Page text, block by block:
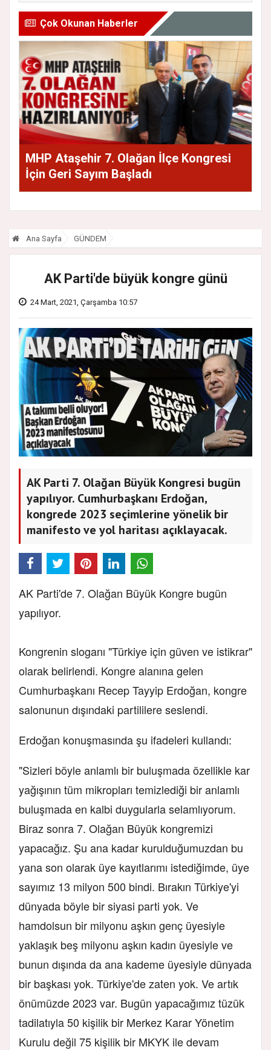
Çok Okunan Haberler
MHP Ataşehir 7. Olağan İlçe Kongresi
İçin Geri Sayım Başladı
Ana Sayfa GÜNDEM
AK Parti'de büyük kongre günü
24 Mart, 2021, Çarşamba 10:57
AK Parti 7. Olağan Büyük Kongresi bugün
yapılıyor. Cumhurbaşkanı Erdoğan,
kongrede 2023 seçimlerine yönelik bir
manifesto ve yol haritası açıklayacak.
AK Parti'de 7. Olağan Büyük Kongre bugün
yapılıyor.
Kongrenin sloganı "Türkiye için güven ve istikrar"
olarak belirlendi. Kongre alanına gelen
Cumhurbaşkanı Recep Tayyip Erdoğan, kongre
salonunun dışındaki partililere seslendi.
Erdoğan konuşmasında şu ifadeleri kullandı:
"Sizleri böyle anlamlı bir buluşmada özellikle kar
yağışının tüm mikropları temizlediği bir anlamlı
buluşmada en kalbi duygularla selamlıyorum.
Biraz sonra 7. Olağan Büyük kongremizi
yapacağız. Şu ana kadar kurulduğumuzdan bu
yana son olarak üye kayıtlarımı istediğimde, üye
sayımız 13 milyon 500 bindi. Bırakın Türkiye'yi
dünyada böyle bir siyasi parti yok. Ve
hamdolsun bir milyonu aşkın genç üyesiyle
yaklaşık beş milyonu aşkın kadın üyesiyle ve
bunun dışında da ana kademe üyesiyle dünyada
bir başkası yok. Türkiye'de zaten yok. Ve artık
önümüzde 2023 var. Bugün yapacağımız tüzük
tadilatıyla 50 kişilik bir Merkez Karar Yönetim
Kurulu değil 75 kişilik bir MKYK ile devam